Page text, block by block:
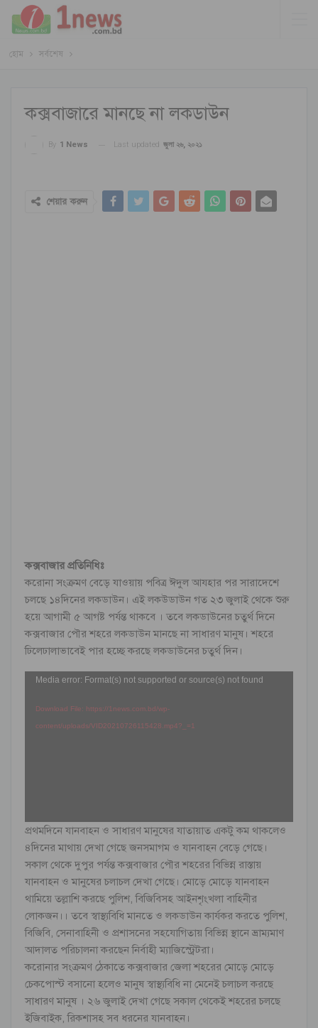
হোম সর্বশেষ
কক্সবাজারে মানছে না লকডাউন
By 1 News Last updated জুলা ২৬, ২০২১
শেয়ার করুন
কক্সবাজার প্রতিনিধিঃ
করোনা সংক্রমণ বেড়ে যাওয়ায় পবিত্র ঈদুল আযহার পর সারাদেশে
চলছে ১৪দিনের লকডাউন। এই লকউডাউন গত ২৩ জুলাই থেকে শুরু
হয়ে আগামী ৫ আগষ্ট পর্যন্ত থাকবে । তবে লকডাউনের চতুর্থ দিনে
কক্সবাজার পৌর শহরে লকডাউন মানছে না সাধারণ মানুষ। শহরে
ঢিলেঢালাভাবেই পার হচ্ছে করছে লকডাউনের চতুর্থ দিন।
Video
Media error: Format(s) not supported or source(s) not found
Download File: https://1news.com.bd/wp-
content/uploads/VID20210726115428.mp4?_=1
প্রথমদিনে যানবাহন ও সাধারণ মানুষের যাতায়াত একটু কম থাকলেও
৪দিনের মাথায় দেখা গেছে জনসমাগম ও যানবাহন বেড়ে গেছে।
সকাল থেকে দুপুর পর্যন্ত কক্সবাজার পৌর শহরের বিভিন্ন রাস্তায়
যানবাহন ও মানুষের চলাচল দেখা গেছে। মোড়ে মোড়ে যানবাহন
থামিয়ে তল্লাশি করছে পুলিশ, বিজিবিসহ আইনশৃংখলা বাহিনীর
লোকজন।। তবে স্বাস্থ্যবিধি মানতে ও লকডাউন কার্যকর করতে পুলিশ,
বিজিবি, সেনাবাহিনী ও প্রশাসনের সহযোগিতায় বিভিন্ন স্থানে ভ্রাম্যমাণ
আদালত পরিচালনা করছেন নির্বাহী ম্যাজিস্ট্রেটরা।
করোনার সংক্রমণ ঠেকাতে কক্সবাজার জেলা শহরের মোড়ে মোড়ে
চেকপোস্ট বসানো হলেও মানুষ স্বাস্থ্যবিধি না মেনেই চলাচল করছে
সাধারণ মানুষ । ২৬ জুলাই দেখা গেছে সকাল থেকেই শহরের চলছে
ইজিবাইক, রিকশাসহ সব ধরনের যানবাহন।